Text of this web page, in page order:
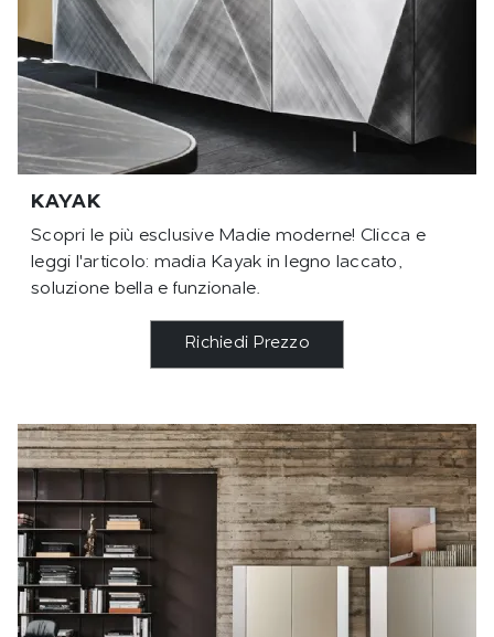
KAYAK
Scopri le più esclusive Madie moderne! Clicca e
leggi l'articolo: madia Kayak in legno laccato,
soluzione bella e funzionale.
Richiedi Prezzo